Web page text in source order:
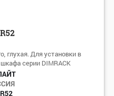
глухая. Для установки в
серии DIMRACK